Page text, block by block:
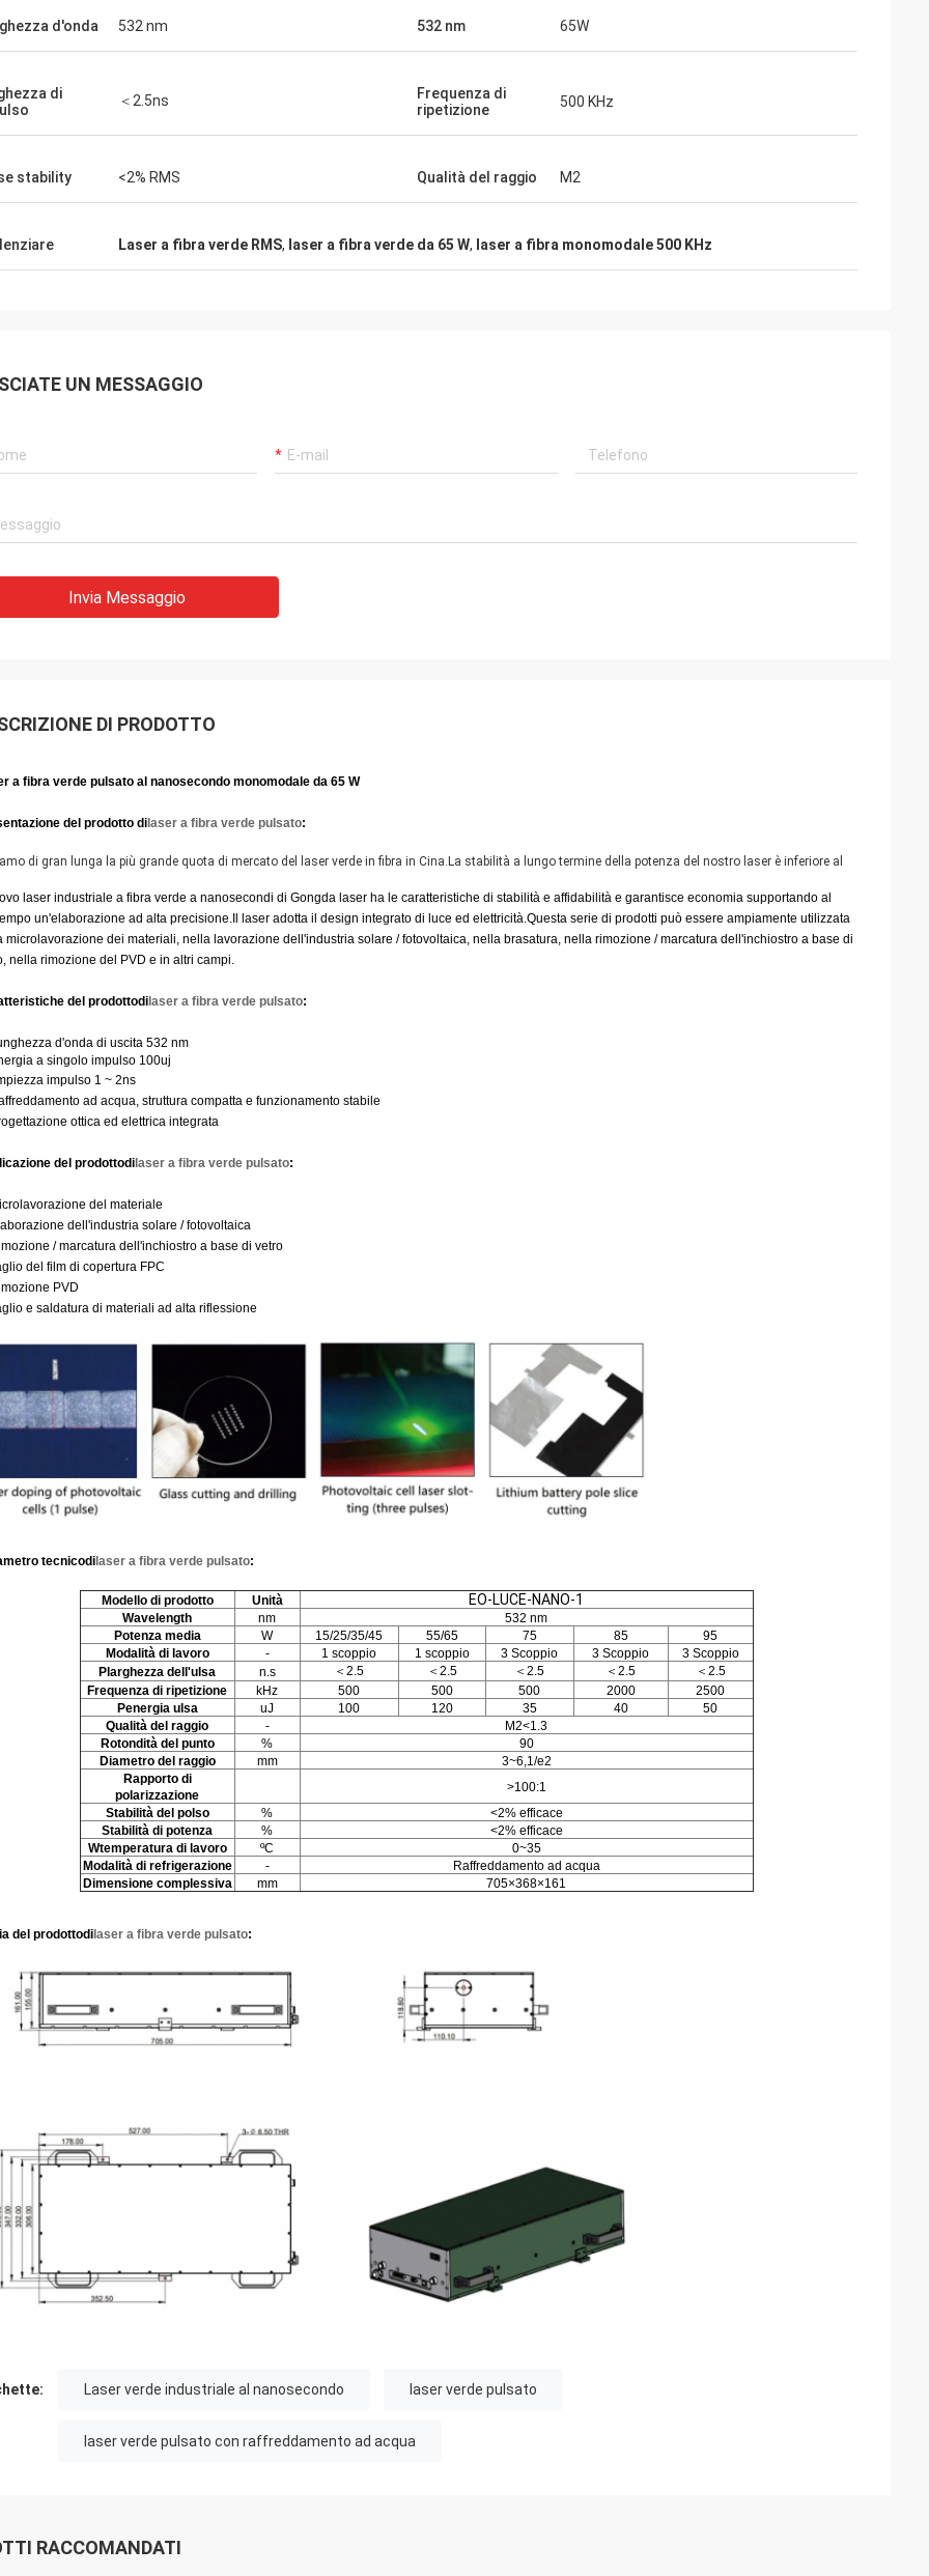
d'onda 532 nm 532 nm 65W
di
＜2.5ns
Frequenza di
ripetizione
500 KHz
stability <2% RMS Qualità del raggio M2
Laser a fibra verde RMS, laser a fibra verde da 65 W, laser a fibra monomodale 500 KHz
UN MESSAGGIO
Invia Messaggio
DI PRODOTTO
a fibra verde pulsato al nanosecondo monomodale da 65 W
del prodotto di laser a fibra verde pulsato:
di gran lunga la più grande quota di mercato del laser verde in fibra in Cina. La stabilità a lungo termine della potenza del nostro laser è inferiore al
laser industriale a fibra verde a nanosecondi di Gongda laser ha le caratteristiche di stabilità e affidabilità e garantisce economia supportando al
un'elaborazione ad alta precisione.Il laser adotta il design integrato di luce ed elettricità.Questa serie di prodotti può essere ampiamente utilizzata
microlavorazione dei materiali, nella lavorazione dell'industria solare / fotovoltaica, nella brasatura, nella rimozione / marcatura dell'inchiostro a base di
nella rimozione del PVD e in altri campi.
del prodottodi laser a fibra verde pulsato:
d'onda di uscita 532 nm
a singolo impulso 100uj
impulso 1 ~ 2ns
ad acqua, struttura compatta e funzionamento stabile
ottica ed elettrica integrata
del prodottodi laser a fibra verde pulsato:
del materiale
dell'industria solare / fotovoltaica
/ marcatura dell'inchiostro a base di vetro
del film di copertura FPC
PVD
e saldatura di materiali ad alta riflessione
tecnicodi laser a fibra verde pulsato:
Modello di prodotto Unità EO-LUCE-NANO-1
Wavelength nm
532 nm
Potenza media
W 15/25/35/45 55/65 75 85
95
Modalità di lavoro
- 1 scoppio 1 scoppio 3 Scoppio 3 Scoppio
3 Scoppio
P larghezza dell'ulsa n.s ＜2.5 ＜2.5 ＜2.5 ＜2.5
＜2.5
Frequenza di ripetizione
kHz 500 500 500 2000
2500
Penergia ulsa uJ 100 120 35 40
50
Qualità del raggio
-
M2<1.3
Rotondità del punto
%
90
Diametro del raggio
mm
3~6,1/e2
Rapporto di
polarizzazione
>100:1
Stabilità del polso
%
<2% efficace
Stabilità di potenza
%
<2% efficace
Wtemperatura di lavoro ºC
0~35
Modalità di refrigerazione
-
Raffreddamento ad acqua
Dimensione complessiva
mm 705×368×161
del prodottodi laser a fibra verde pulsato:
Laser verde industriale al nanosecondo laser verde pulsato
laser verde pulsato con raffreddamento ad acqua
RACCOMANDATI